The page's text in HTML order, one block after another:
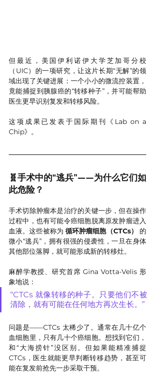
但最近，美国伊利诺伊大学芝加哥分校
（UIC）的一项研究，让这片长期“无解”的领
域出现了关键进展：一个小小的微流控装置，
竟能捕捉到胰腺癌的“转移种子”，并可能帮助
医生更早识别复发和转移风险。
这项成果已发表于国际期刊《Lab on a
Chip》。
🧬手术中的“逃兵”——为什么它们如
此危险？
手术切除肿瘤本是治疗的关键一步，但在操作
过程中，也有可能令癌细胞脱离原发肿瘤进入
血液。这些被称为 循环肿瘤细胞（CTCs）
的
微小“逃兵”，拥有很强的侵袭性，一旦在身体
其他部位落脚，就可能形成新的转移灶。
麻醉学教授、研究首席 Gina Votta-Velis 形
象地说：
“CTCs 就像转移的种子。只要他们不被
清除，就有可能在任何地方再次生长。”
问题是——CTCs 太稀少了。通常在几十亿个
血细胞里，只有几十个癌细胞。想找到它们，
和“大海捞针”没区别。但如果能精准捕捉
CTCs，医生就能更早判断转移趋势，甚至可
能在复发前抢先一步采取干预。